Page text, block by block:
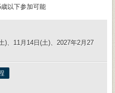
以下参加可能
)、11月14日(土)、2027年2月27